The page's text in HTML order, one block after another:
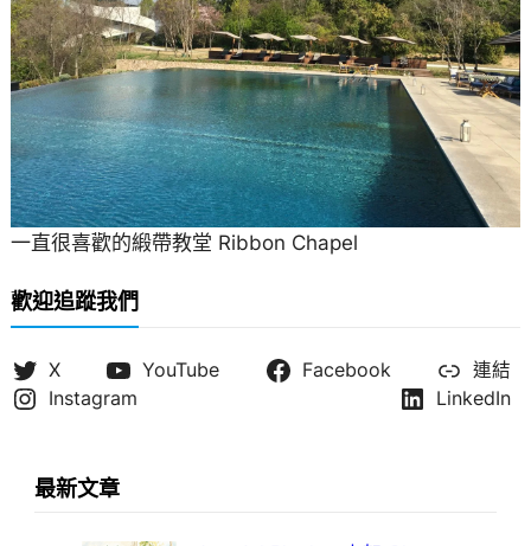
一直很喜歡的緞帶教堂 Ribbon Chapel
歡迎追蹤我們
X YouTube Facebook
連結
Instagram
LinkedIn
最新文章